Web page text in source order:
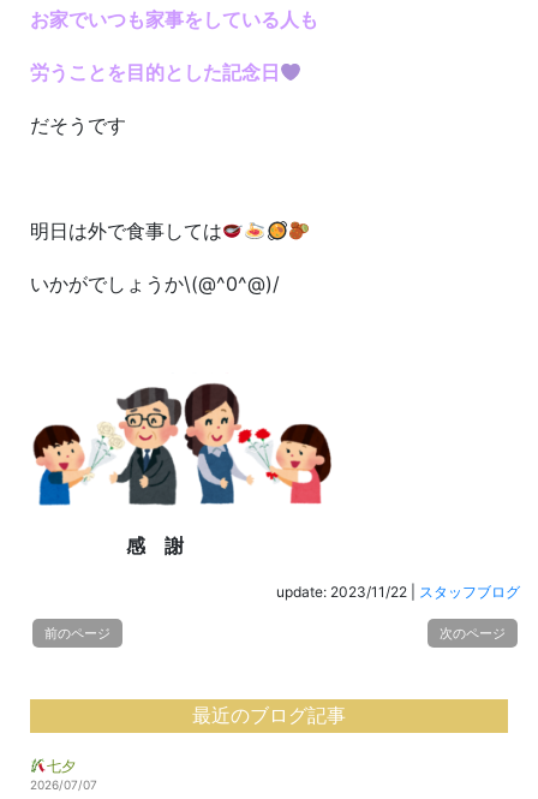
お家でいつも家事をしている人も
労うことを目的とした記念日
だそうです
明日は外で食事しては
いかがでしょうか\(@^0^@)/
感 謝
update: 2023/11/22 スタッフブログ
前のページ 次のページ
最近のブログ記事
七夕
2026/07/07